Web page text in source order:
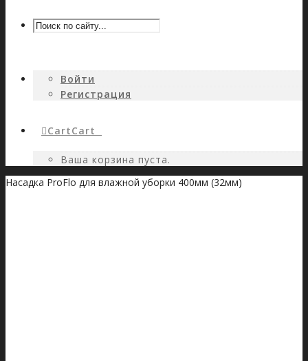
Войти
Регистрация
CartCart
Ваша корзина пуста.
Насадка ProFlo для влажной уборки 400мм (32мм)